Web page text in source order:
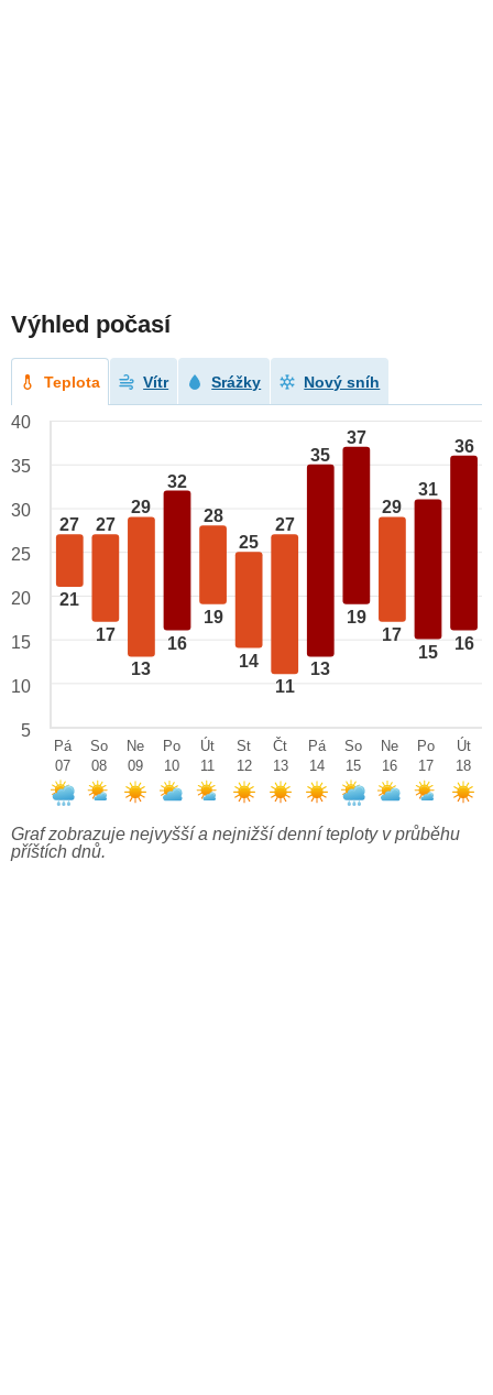
Výhled počasí
Teplota Vítr Srážky Nový sníh
27
21
27
17
29
13
32
16
28
19
25
14
27
11
35
13
37
19
29
17
31
15
36
16
40
35
30
25
20
15
10
5
Pá
07
So
08
Ne
09
Po
10
Út
11
St
12
Čt
13
Pá
14
So
15
Ne
16
Po
17
Út
18
Graf zobrazuje nejvyšší a nejnižší denní teploty v průběhu
příštích dnů.